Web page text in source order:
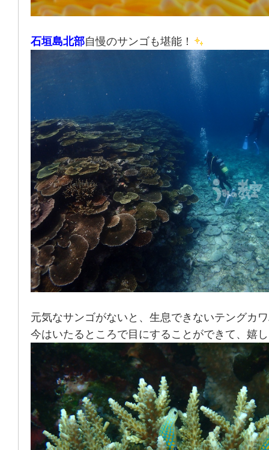
石垣島北部自慢のサンゴも堪能！
元気なサンゴがないと、生息できないテングカ
今はいたるところで目にすることができて、嬉